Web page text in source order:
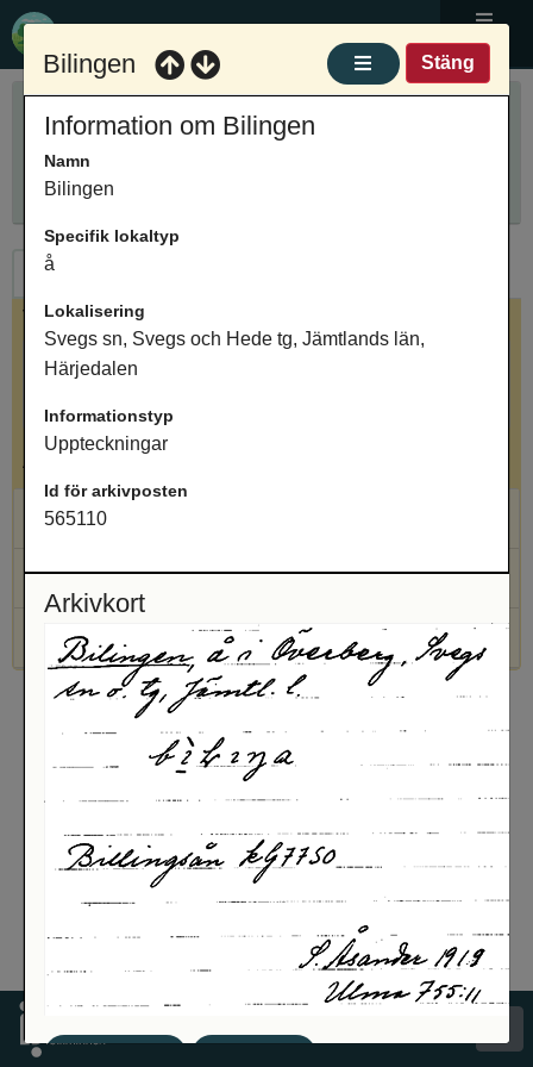
Meny
Sök ortnamn
Ange ortnamn
Innehåller
Ortnamn
Valt ortnamn
Bilingen, vattendrag, Svegs sn, Svegs och Hede tg,
Antal arkivposter: 3
Bilingen, å, Uppteckningar
Bilingen, å, Uppteckningar
Bilingen Stäng
Information om Bilingen
Namn
Bilingen
Specifik lokaltyp
å
Lokalisering
Svegs sn, Svegs och Hede tg, Jämtlands län,
Härjedalen
Informationstyp
Uppteckningar
Id för arkivposten
565110
Arkivkort
Bilingen, å, Uppteckningar